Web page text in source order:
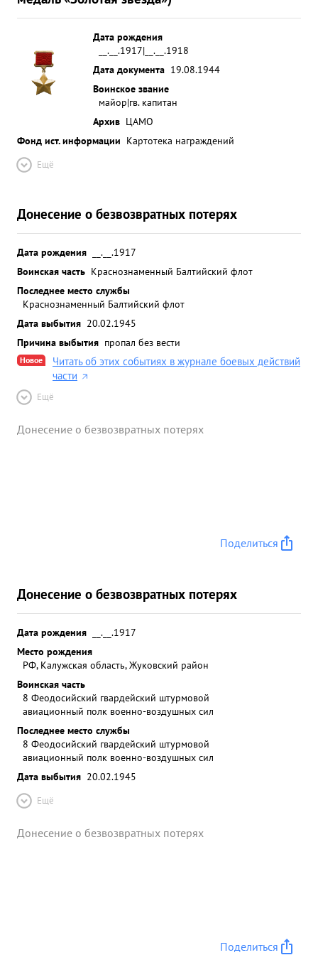
Сбил и самолета "Га-140", "Ме-109" в период
освобождения Карельского Перешейка с 10.по
21. 06.44г произвел 12 успешных боевых вылетов
. Лично ротопил: в транспорта общим
водоизмещением 4 000 тонн, тральщик, Гвардии
капитан Лыоин-мастер низкого бомбометания,
Способный командир АЭ. Успешно передает свой
боевой опыт летчикам - умело водит их в бой. ...»
Дата рождения
__.__.1917|__.__.1918
Дата документа 19.08.1944
Воинское звание
майор|гв. капитан
Архив ЦАМО
Фонд ист. информации Картотека награждений
Ещё
Донесение о безвозвратных потерях
Дата рождения
__.__.1917
Воинская часть Краснознаменный Балтийский флот
Последнее место службы
Краснознаменный Балтийский флот
Дата выбытия 20.02.1945
Причина выбытия пропал без вести
Новое
Читать об этих событиях в журнале боевых действий
части
Ещё
Донесение о безвозвратных потерях
Поделиться
Донесение о безвозвратных потерях
Дата рождения
__.__.1917
Место рождения
РФ, Калужская область, Жуковский район
Воинская часть
8 Феодосийский гвардейский штурмовой
авиационный полк военно-воздушных сил
Последнее место службы
8 Феодосийский гвардейский штурмовой
авиационный полк военно-воздушных сил
Дата выбытия 20.02.1945
Ещё
Донесение о безвозвратных потерях
Поделиться